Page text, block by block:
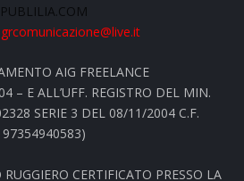
PUBLILIA.COM
grcomunicazione@live.it
AIG FREELANCE
– E ALL’UFF. REGISTRO DEL MIN.
SERIE 3 DEL 08/11/2004 C.F.
97354940583)
CERTIFICATO PRESSO LA